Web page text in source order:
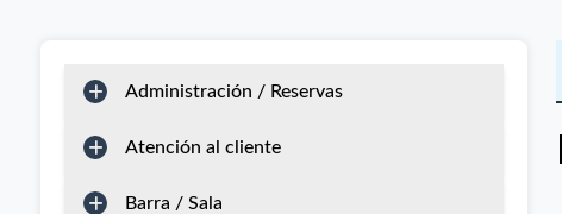
Administración / Reservas
Atención al cliente
Barra / Sala